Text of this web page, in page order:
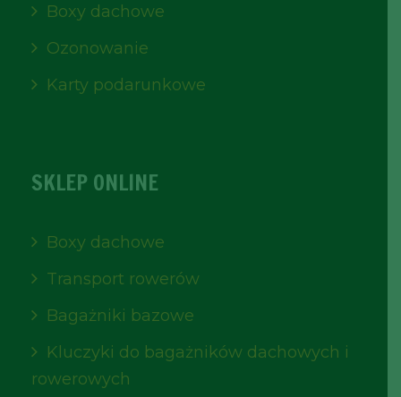
Boxy dachowe
Ozonowanie
Karty podarunkowe
SKLEP ONLINE
Boxy dachowe
Transport rowerów
Bagażniki bazowe
Kluczyki do bagażników dachowych i
rowerowych